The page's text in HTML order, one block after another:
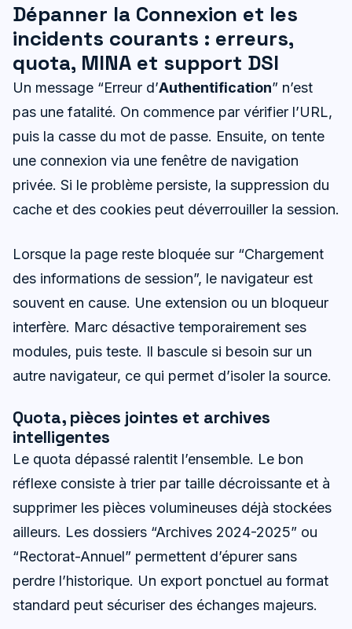
Dépanner la Connexion et les
incidents courants : erreurs,
quota, MINA et support DSI
Un message “Erreur d’Authentification” n’est
pas une fatalité. On commence par vérifier l’URL,
puis la casse du mot de passe. Ensuite, on tente
une connexion via une fenêtre de navigation
privée. Si le problème persiste, la suppression du
cache et des cookies peut déverrouiller la session.
Lorsque la page reste bloquée sur “Chargement
des informations de session”, le navigateur est
souvent en cause. Une extension ou un bloqueur
interfère. Marc désactive temporairement ses
modules, puis teste. Il bascule si besoin sur un
autre navigateur, ce qui permet d’isoler la source.
Quota, pièces jointes et archives
intelligentes
Le quota dépassé ralentit l’ensemble. Le bon
réflexe consiste à trier par taille décroissante et à
supprimer les pièces volumineuses déjà stockées
ailleurs. Les dossiers “Archives 2024-2025” ou
“Rectorat-Annuel” permettent d’épurer sans
perdre l’historique. Un export ponctuel au format
standard peut sécuriser des échanges majeurs.